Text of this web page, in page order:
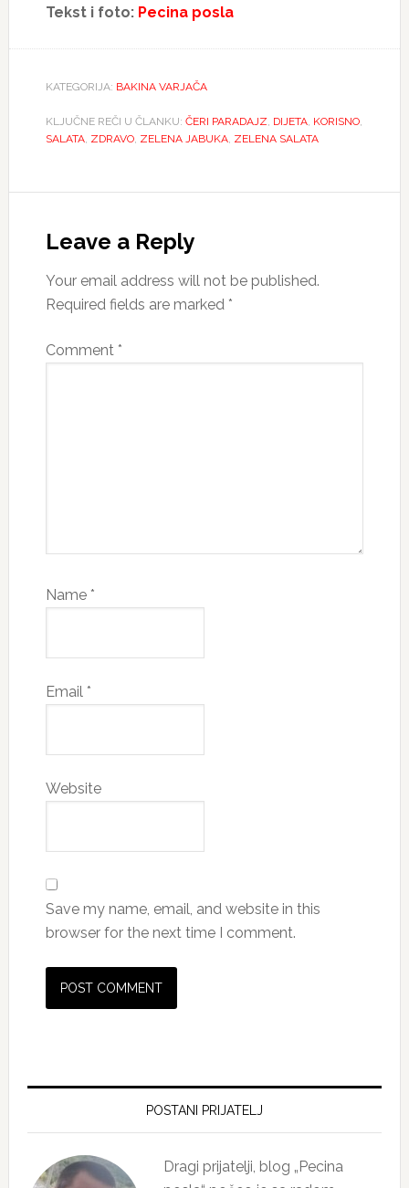
Tekst i foto: Pecina posla
KATEGORIJA: BAKINA VARJAČA
KLJUČNE REČI U ČLANKU: ČERI PARADAJZ, DIJETA, KORISNO,
SALATA, ZDRAVO, ZELENA JABUKA, ZELENA SALATA
Interactions
Leave a Reply
Your email address will not be published.
Required fields are marked *
Comment *
Name *
Email *
Website
Save my name, email, and website in this
browser for the next time I comment.
Primary
POSTANI PRIJATELJ
Dragi prijatelji, blog „Pecina